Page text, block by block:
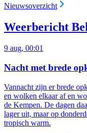
Nieuwsoverzicht
Weerbericht
9 aug, 00:01
Nacht met brede
Vannacht zijn er brede
en wolken elkaar af en
de Kempen. De dagen
lager uit, maar op
tropisch warm.